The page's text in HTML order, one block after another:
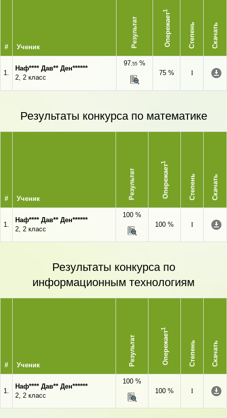
# Ученик Результат Опережает
1
Степень Скачать
1.
Наф**** Дав** Ден******
2, 2 класс
97,55 %
75 %
I
Результаты конкурса по математике
# Ученик Результат Опережает
1
Степень Скачать
1.
Наф**** Дав** Ден******
2, 2 класс
100 %
100 %
I
Результаты конкурса по
информационным технологиям
# Ученик Результат Опережает
1
Степень Скачать
1.
Наф**** Дав** Ден******
2, 2 класс
100 %
100 %
I